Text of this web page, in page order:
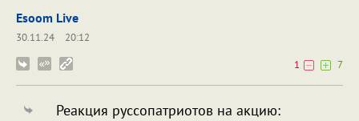
Esoom Live
30.11.24
20:12
1
7
Реакция руссопатриотов на акцию: